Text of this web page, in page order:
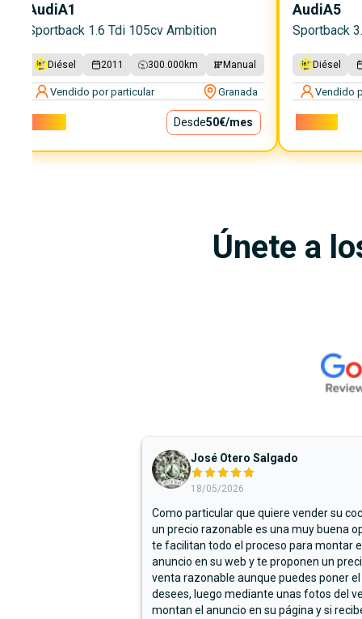
AudiA1
Sportback 1.6 Tdi 105cv Ambition
Diésel 2011 300.000 km Manual
Vendido por particular Granada
Desde50€/mes
AudiA5
Sportback
Diésel
Vendido
Únete a
José Otero Salgado
18/05/2026
Como particular que quiere vender su
un precio razonable es una muy buena
te facilitan todo el proceso para montar
anuncio en su web y te proponen un
venta razonable aunque puedes poner
desees, luego mediante unas fotos del
montan el anuncio en su página y si